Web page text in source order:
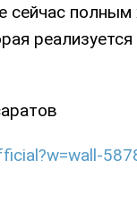
сейчас